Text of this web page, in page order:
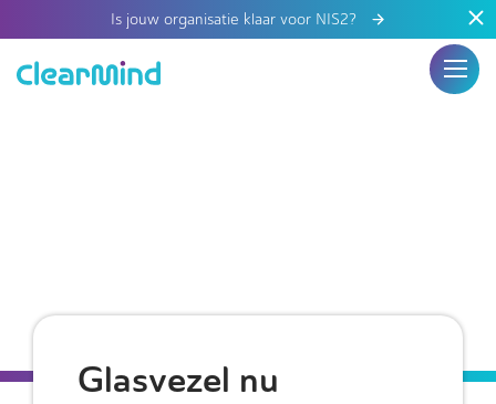
Is jouw organisatie klaar voor NIS2?
Glasvezel nu